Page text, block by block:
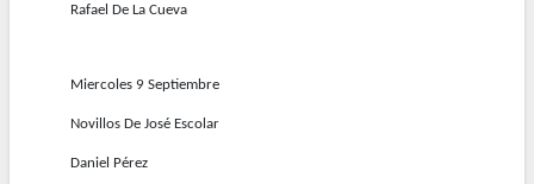
Rafael De La Cueva
Miercoles 9 Septiembre
Novillos De José Escolar
Daniel Pérez